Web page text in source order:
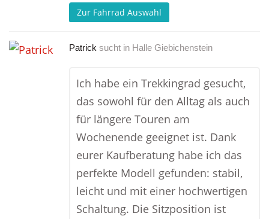
Zur Fahrrad Auswahl
Patrick sucht in Halle Giebichenstein
Ich habe ein Trekkingrad gesucht,
das sowohl für den Alltag als auch
für längere Touren am
Wochenende geeignet ist. Dank
eurer Kaufberatung habe ich das
perfekte Modell gefunden: stabil,
leicht und mit einer hochwertigen
Schaltung. Die Sitzposition ist